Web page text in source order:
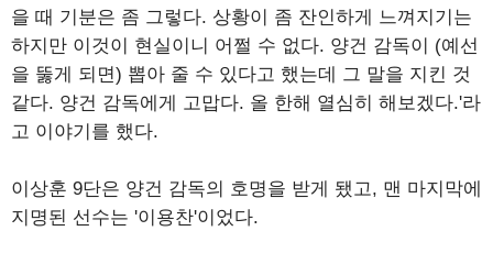
을 때 기분은 좀 그렇다. 상황이 좀 잔인하게 느껴지기는
하지만 이것이 현실이니 어쩔 수 없다. 양건 감독이 (예선
을 뚫게 되면) 뽑아 줄 수 있다고 했는데 그 말을 지킨 것
같다. 양건 감독에게 고맙다. 올 한해 열심히 해보겠다.'라
고 이야기를 했다.
이상훈 9단은 양건 감독의 호명을 받게 됐고, 맨 마지막에
지명된 선수는 '이용찬'이었다.